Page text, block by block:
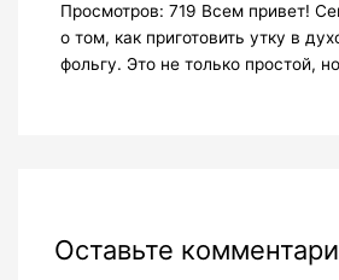
Просмотров: 719 Всем привет!
о том, как приготовить утку в
фольгу. Это не только простой,
Оставьте